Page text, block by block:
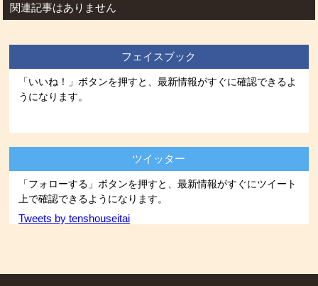
関連記事はありません
フェイスブック
「いいね！」ボタンを押すと、最新情報がすぐに確認できるよ
うになります。
ツイッター
「フォローする」ボタンを押すと、最新情報がすぐにツイート
上で確認できるようになります。
Tweets by tenshouseitai